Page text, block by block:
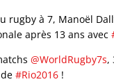
rugby à 7, Manoël
après 13 ans avec
@WorldRugby7s,
#Rio2016 !